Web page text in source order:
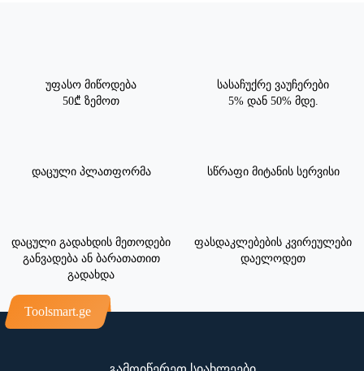
უფასო მიწოდება
50₾ ზემოთ
სასაჩუქრე ვაუჩერები
5% დან 50% მდე.
დაცული პლათფორმა სწრაფი მიტანის სერვისი
დაცული გადახდის მეთოდები
განვადება ან ბარათათით
გადახდა
ფასდაკლებების კვირეულები
დაელოდეთ
Toolsmart.ge